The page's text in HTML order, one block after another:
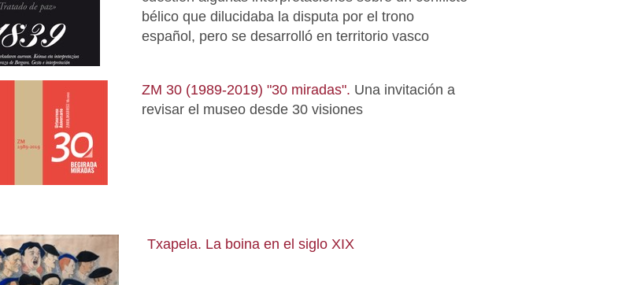
bélico que dilucidaba la disputa por el trono
español, pero se desarrolló en territorio vasco
ZM 30 (1989-2019) "30 miradas". Una invitación a
revisar el museo desde 30 visiones
Txapela. La boina en el siglo XIX